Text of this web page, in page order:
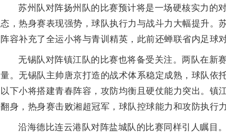
苏州队对阵扬州队的比赛预计将是一场硬核实力的
态，热身赛表现强势，球队执行力与战斗力大幅提升。
阵容补充了全运小将与青训精英，此前还蝉联省内足球
无锡队对阵镇江队的比赛也将备受关注。两队在新
量。无锡队主帅唐京打造的战术体系稳定成熟，球队依
以下小将搭建青春阵容，攻防均衡且硬仗能力突出。镇
翻身，热身赛击败湘超冠军，球队控球能力和攻防执行
沿海德比连云港队对阵盐城队的比赛同样引人瞩目